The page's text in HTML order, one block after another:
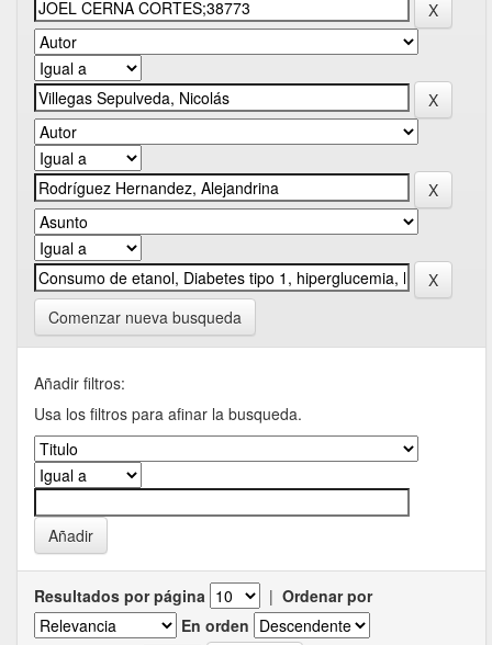
Comenzar nueva busqueda
Añadir filtros:
Usa los filtros para afinar la busqueda.
Resultados por página | Ordenar por
En orden